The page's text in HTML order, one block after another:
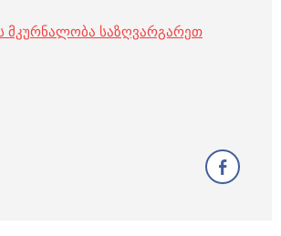
მკურნალობა საზღვარგარეთ